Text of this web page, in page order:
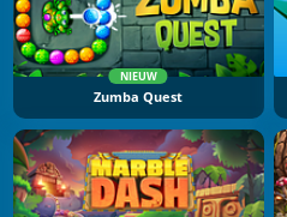
NIEUW
Zumba Quest